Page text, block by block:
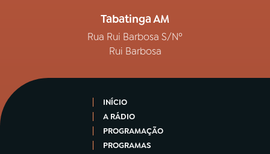
Tabatinga AM
Rua Rui Barbosa S/Nº
Rui Barbosa
INÍCIO
A RÁDIO
PROGRAMAÇÃO
PROGRAMAS